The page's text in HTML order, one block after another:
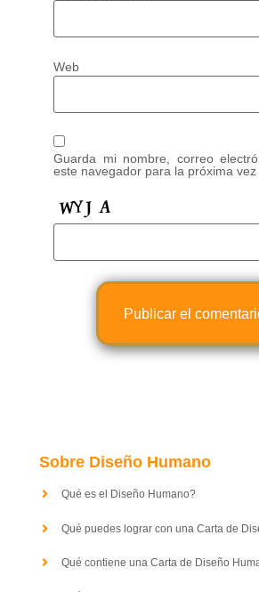
Web
Guarda mi nombre, correo
este navegador para la próxima vez
Sobre Diseño Humano
Qué es el Diseño Humano?
Qué puedes lograr con una Carta de
Qué contiene una Carta de Diseño